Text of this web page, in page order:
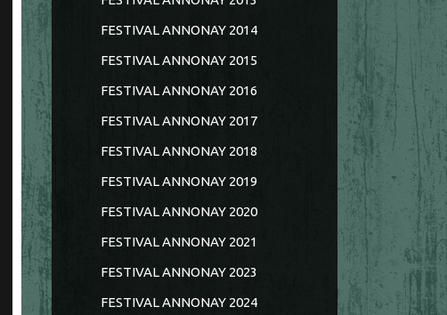
FESTIVAL ANNONAY 2014
FESTIVAL ANNONAY 2015
FESTIVAL ANNONAY 2016
FESTIVAL ANNONAY 2017
FESTIVAL ANNONAY 2018
FESTIVAL ANNONAY 2019
FESTIVAL ANNONAY 2020
FESTIVAL ANNONAY 2021
FESTIVAL ANNONAY 2023
FESTIVAL ANNONAY 2024